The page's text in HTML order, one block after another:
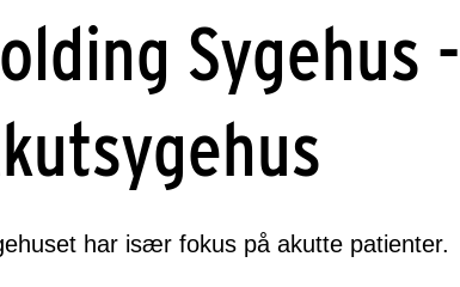
har især fokus på akutte patienter.